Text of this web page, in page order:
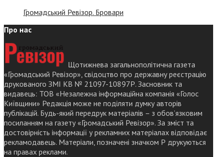
Громадський Ревізор. Бровари
Про нас
Щотижнева загальнополітична газета
«Громадський Ревізор», свідоцтво про державну реєстрацію
друкованого ЗМІ КВ № 21097-10897Р. Засновник та
видавець: ТОВ «Незалежна інформаційна компанія «Голос
Київщини» Редакція може не поділяти думку авторів
публікацій. Будь-який передрук матеріалів – з обов’язковим
посиланням на газету «Громадський Ревізор». За зміст та
достовірність інформації у рекламних матеріалах відповідає
рекламодавець. Матеріали, позначені значком Р друкуються
на правах реклами.